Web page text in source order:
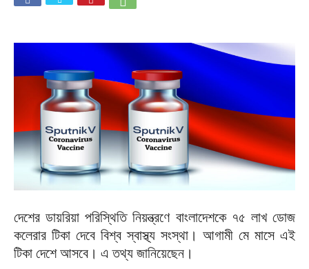
দেশের ডায়রিয়া পরিস্থিতি নিয়ন্ত্রণে বাংলাদেশকে ৭৫ লাখ ডোজ
কলেরার টিকা দেবে বিশ্ব স্বাস্থ্য সংস্থা। আগামী মে মাসে এই
টিকা দেশে আসবে। এ তথ্য জানিয়েছেন।